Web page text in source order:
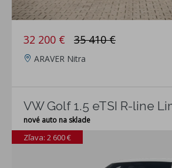
32 200 € 35 410 €
ARAVER Nitra
VW Golf 1.5 eTSI R-line
nové auto na sklade
Zľava: 2 600 €